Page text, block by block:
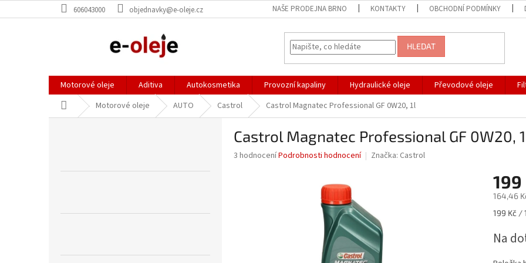
na
606043000 objednavky@e-oleje.cz NAŠE PRODEJNA BRNO KONTAKTY OBCHODNÍ PODMÍNKY
HLEDAT
Motorové oleje Aditiva Autokosmetika Provozní kapaliny Hydraulické oleje Převodové oleje
Domů Motorové oleje AUTO Castrol Castrol Magnatec Professional GF 0W20, 1l
Castrol Magnatec Professional GF 0W20,
Průměrné
3 hodnoceníPodrobnosti hodnocení Značka: Castrol
199
164,46
Měrná
199 Kč /
Na